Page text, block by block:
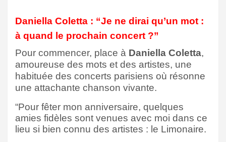
Daniella Coletta : “Je ne dirai qu’un mot :
à quand le prochain concert ?”
Pour commencer, place à Daniella Coletta,
amoureuse des mots et des artistes, une
habituée des concerts parisiens où résonne
une attachante chanson vivante.
“Pour fêter mon anniversaire, quelques
amies fidèles sont venues avec moi dans ce
lieu si bien connu des artistes : le Limonaire.